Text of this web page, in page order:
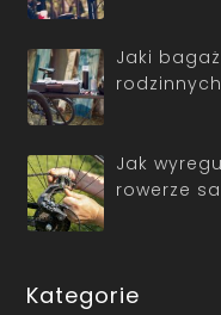
Jaki
Jak
rowerze
Kategorie